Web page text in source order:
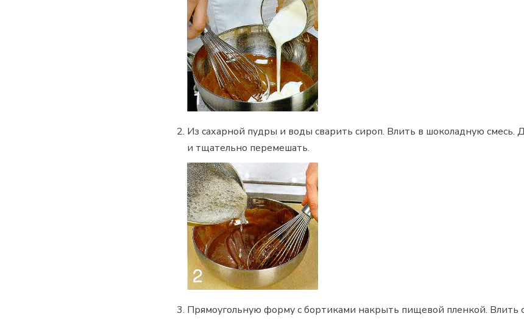
Из сахарной пудры и воды сварить сироп. Влить в шоколадную смесь.
и тщательно перемешать.
Прямоугольную форму с бортиками накрыть пищевой пленкой. Влить